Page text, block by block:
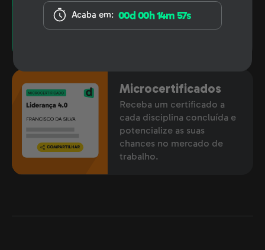
conclusão
A partir de 3 meses
início do curso.
Microcertificados
Receba um certificado a
cada disciplina concluída e
potencialize as suas
chances no mercado de
trabalho.
Acaba em: 00d 00h 14m 56s